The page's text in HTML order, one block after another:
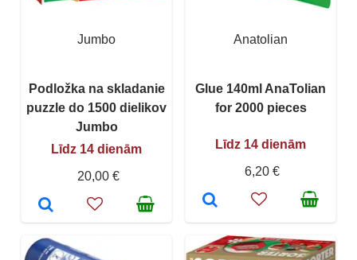
Jumbo
Podložka na skladanie
puzzle do 1500 dielikov
Jumbo
Līdz 14 dienām
20,00 €
Anatolian
Glue 140ml AnaTolian
for 2000 pieces
Līdz 14 dienām
6,20 €